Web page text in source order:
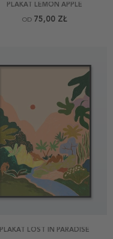
PLAKAT LEMON APPLE
OD 75,00 ZŁ
PLAKAT LOST IN PARADISE